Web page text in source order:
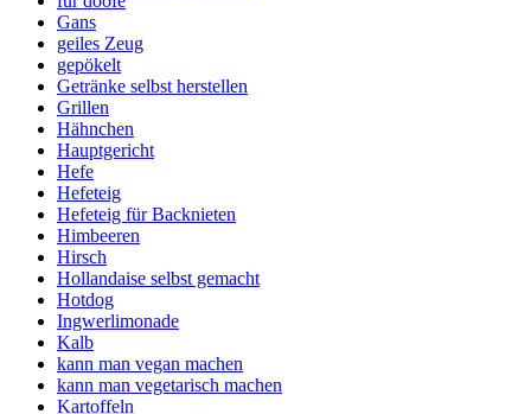
Gans
geiles Zeug
gepökelt
Getränke selbst herstellen
Grillen
Hähnchen
Hauptgericht
Hefe
Hefeteig
Hefeteig für Backnieten
Himbeeren
Hirsch
Hollandaise selbst gemacht
Hotdog
Ingwerlimonade
Kalb
kann man vegan machen
kann man vegetarisch machen
Kartoffeln